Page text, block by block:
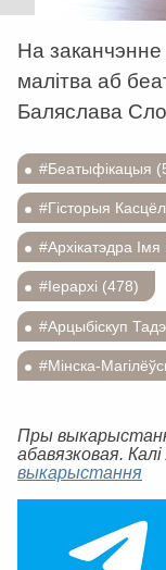
На
малітва аб
Баляслава
#Беатыфікацыя
#Гісторыя
#Архікатэдра
#Іерархі (478)
#Арцыбіскуп
#Мінска-
Пры
абавязковая.
выкарыстання